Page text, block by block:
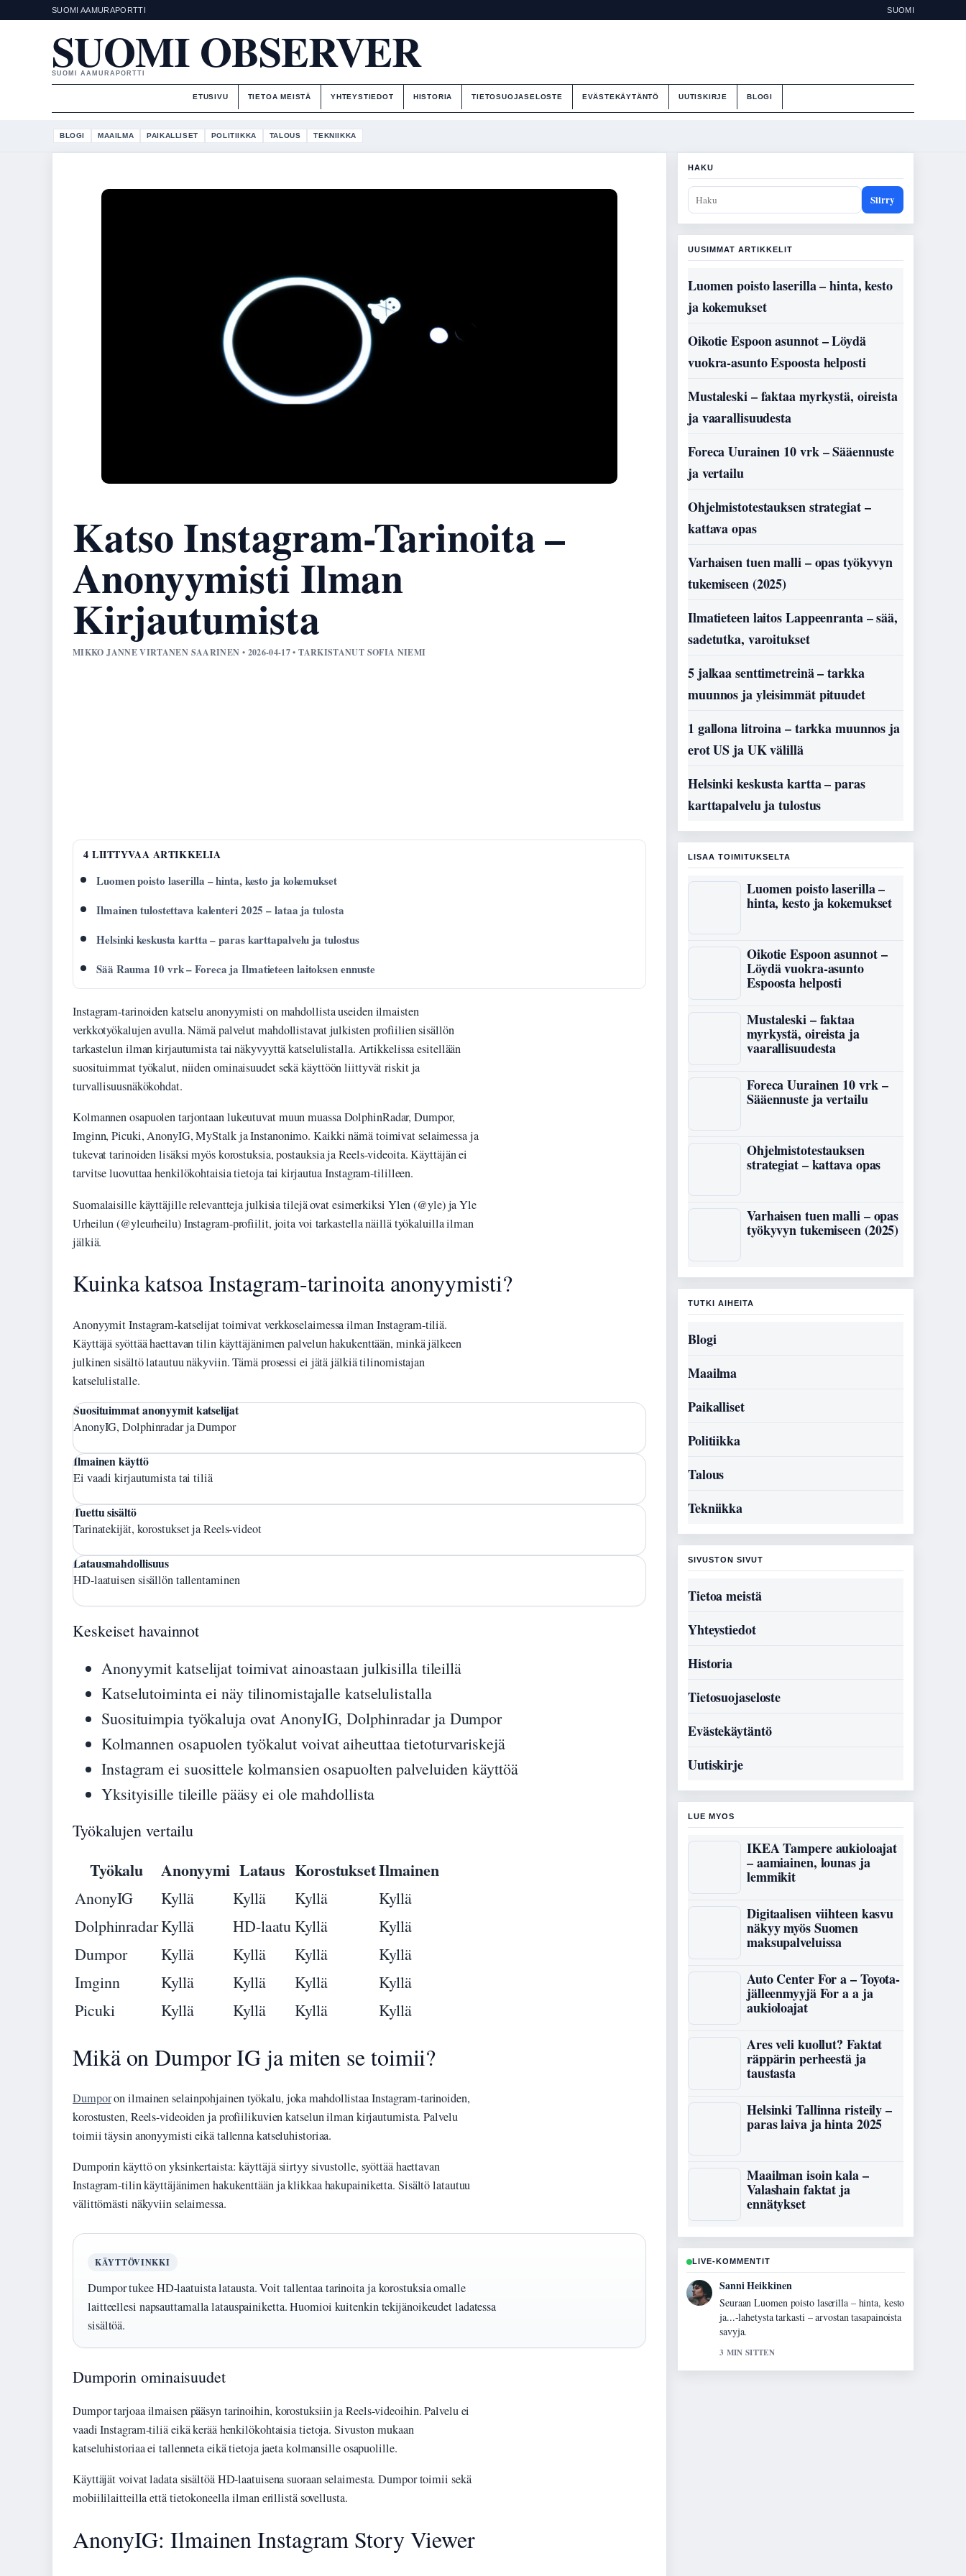
SUOMI AAMURAPORTTI SUOMI
SUOMI OBSERVER
SUOMI AAMURAPORTTI
ETUSIVU TIETOA MEISTÄ YHTEYSTIEDOT HISTORIA TIETOSUOJASELOSTE EVÄSTEKÄYTÄNTÖ UUTISKIRJE BLOGI
BLOGI MAAILMA PAIKALLISET POLITIIKKA TALOUS TEKNIIKKA
Katso Instagram-Tarinoita –
Anonyymisti Ilman
Kirjautumista
MIKKO JANNE VIRTANEN SAARINEN • 2026-04-17 • TARKISTANUT SOFIA NIEMI
4 LIITTYVAA ARTIKKELIA
Luomen poisto laserilla – hinta, kesto ja kokemukset
Ilmainen tulostettava kalenteri 2025 – lataa ja tulosta
Helsinki keskusta kartta – paras karttapalvelu ja tulostus
Sää Rauma 10 vrk – Foreca ja Ilmatieteen laitoksen ennuste
Instagram-tarinoiden katselu anonyymisti on mahdollista useiden ilmaisten
verkkotyökalujen avulla. Nämä palvelut mahdollistavat julkisten profiilien sisällön
tarkastelun ilman kirjautumista tai näkyvyyttä katselulistalla. Artikkelissa esitellään
suosituimmat työkalut, niiden ominaisuudet sekä käyttöön liittyvät riskit ja
turvallisuusnäkökohdat.
Kolmannen osapuolen tarjontaan lukeutuvat muun muassa DolphinRadar, Dumpor,
Imginn, Picuki, AnonyIG, MyStalk ja Instanonimo. Kaikki nämä toimivat selaimessa ja
tukevat tarinoiden lisäksi myös korostuksia, postauksia ja Reels-videoita. Käyttäjän ei
tarvitse luovuttaa henkilökohtaisia tietoja tai kirjautua Instagram-tililleen.
Suomalaisille käyttäjille relevantteja julkisia tilejä ovat esimerkiksi Ylen (@yle) ja Yle
Urheilun (@yleurheilu) Instagram-profiilit, joita voi tarkastella näillä työkaluilla ilman
jälkiä.
Kuinka katsoa Instagram-tarinoita anonyymisti?
Anonyymit Instagram-katselijat toimivat verkkoselaimessa ilman Instagram-tiliä.
Käyttäjä syöttää haettavan tilin käyttäjänimen palvelun hakukenttään, minkä jälkeen
julkinen sisältö latautuu näkyviin. Tämä prosessi ei jätä jälkiä tilinomistajan
katselulistalle.
Suosituimmat anonyymit katselijat
AnonyIG, Dolphinradar ja Dumpor
Ilmainen käyttö
Ei vaadi kirjautumista tai tiliä
Tuettu sisältö
Tarinatekijät, korostukset ja Reels-videot
Latausmahdollisuus
HD-laatuisen sisällön tallentaminen
Keskeiset havainnot
Anonyymit katselijat toimivat ainoastaan julkisilla tileillä
Katselutoiminta ei näy tilinomistajalle katselulistalla
Suosituimpia työkaluja ovat AnonyIG, Dolphinradar ja Dumpor
Kolmannen osapuolen työkalut voivat aiheuttaa tietoturvariskejä
Instagram ei suosittele kolmansien osapuolten palveluiden käyttöä
Yksityisille tileille pääsy ei ole mahdollista
Työkalujen vertailu
Työkalu Anonyymi Lataus KorostuksetIlmainen
AnonyIG Kyllä Kyllä Kyllä
Kyllä
DolphinradarKyllä HD-laatuKyllä
Kyllä
Dumpor
Kyllä Kyllä Kyllä
Kyllä
Imginn
Kyllä Kyllä Kyllä
Kyllä
Picuki
Kyllä Kyllä Kyllä Kyllä
Mikä on Dumpor IG ja miten se toimii?
Dumporon ilmainen selainpohjainen työkalu, joka mahdollistaa Instagram-tarinoiden,
korostusten, Reels-videoiden ja profiilikuvien katselun ilman kirjautumista. Palvelu
toimii täysin anonyymisti eikä tallenna katseluhistoriaa.
Dumporin käyttö on yksinkertaista: käyttäjä siirtyy sivustolle, syöttää haettavan
Instagram-tilin käyttäjänimen hakukenttään ja klikkaa hakupainiketta. Sisältö latautuu
välittömästi näkyviin selaimessa.
KÄYTTÖVINKKI
Dumpor tukee HD-laatuista latausta. Voit tallentaa tarinoita ja korostuksia omalle
laitteellesi napsauttamalla latauspainiketta. Huomioi kuitenkin tekijänoikeudet ladatessa
sisältöä.
Dumporin ominaisuudet
Dumpor tarjoaa ilmaisen pääsyn tarinoihin, korostuksiin ja Reels-videoihin. Palvelu ei
vaadi Instagram-tiliä eikä kerää henkilökohtaisia tietoja. Sivuston mukaan
katseluhistoriaa ei tallenneta eikä tietoja jaeta kolmansille osapuolille.
Käyttäjät voivat ladata sisältöä HD-laatuisena suoraan selaimesta. Dumpor toimii sekä
mobiililaitteilla että tietokoneella ilman erillistä sovellusta.
AnonyIG: Ilmainen Instagram Story Viewer
HAKU
Siirry
UUSIMMAT ARTIKKELIT
Luomen poisto laserilla – hinta, kesto
ja kokemukset
Oikotie Espoon asunnot – Löydä
vuokra-asunto Espoosta helposti
Mustaleski – faktaa myrkystä, oireista
ja vaarallisuudesta
Foreca Uurainen 10 vrk – Sääennuste
ja vertailu
Ohjelmistotestauksen strategiat –
kattava opas
Varhaisen tuen malli – opas työkyvyn
tukemiseen (2025)
Ilmatieteen laitos Lappeenranta – sää,
sadetutka, varoitukset
5 jalkaa senttimetreinä – tarkka
muunnos ja yleisimmät pituudet
1 gallona litroina – tarkka muunnos ja
erot US ja UK välillä
Helsinki keskusta kartta – paras
karttapalvelu ja tulostus
LISAA TOIMITUKSELTA
Luomen poisto laserilla –
hinta, kesto ja kokemukset
Oikotie Espoon asunnot –
Löydä vuokra-asunto
Espoosta helposti
Mustaleski – faktaa
myrkystä, oireista ja
vaarallisuudesta
Foreca Uurainen 10 vrk –
Sääennuste ja vertailu
Ohjelmistotestauksen
strategiat – kattava opas
Varhaisen tuen malli – opas
työkyvyn tukemiseen (2025)
TUTKI AIHEITA
Blogi
Maailma
Paikalliset
Politiikka
Talous
Tekniikka
SIVUSTON SIVUT
Tietoa meistä
Yhteystiedot
Historia
Tietosuojaseloste
Evästekäytäntö
Uutiskirje
LUE MYOS
IKEA Tampere aukioloajat
– aamiainen, lounas ja
lemmikit
Digitaalisen viihteen kasvu
näkyy myös Suomen
maksupalveluissa
Auto Center For a – Toyota-
jälleenmyyjä For a a ja
aukioloajat
Ares veli kuollut? Faktat
räppärin perheestä ja
taustasta
Helsinki Tallinna risteily –
paras laiva ja hinta 2025
Maailman isoin kala –
Valashain faktat ja
ennätykset
LIVE-KOMMENTIT
Mikael Laine
Hyvaa taustoitusta aiheesta Oikotie Espoon
asunnot – Löydä vuokra-asunto Espoosta....
Pytkethan taman livesaikeen ajan tasalla.
5 MIN SITTEN